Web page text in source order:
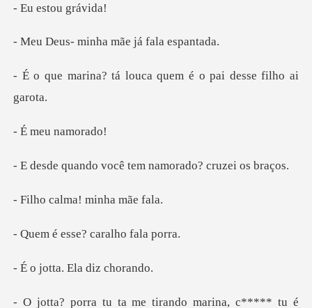
stou g
inha mãe já f
louca quem é o pai
eu na
você tem namorado
lma! minha
se? caralho
a. Ela diz
ta me tirando marina